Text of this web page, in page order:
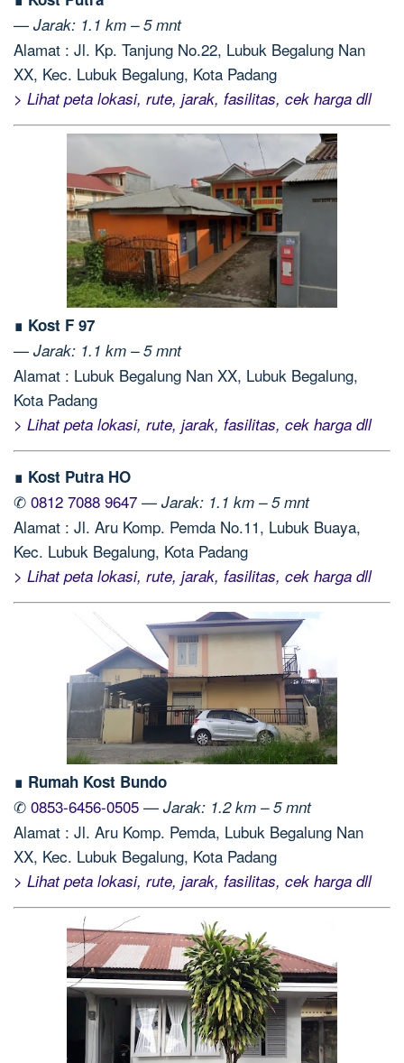
— Jarak: 1.1 km – 5 mnt
Alamat : Jl. Kp. Tanjung No.22, Lubuk Begalung Nan
XX, Kec. Lubuk Begalung, Kota Padang
> Lihat peta lokasi, rute, jarak, fasilitas, cek harga dll
∎ Kost F 97
— Jarak: 1.1 km – 5 mnt
Alamat : Lubuk Begalung Nan XX, Lubuk Begalung,
Kota Padang
> Lihat peta lokasi, rute, jarak, fasilitas, cek harga dll
∎ Kost Putra HO
✆ 0812 7088 9647 — Jarak: 1.1 km – 5 mnt
Alamat : Jl. Aru Komp. Pemda No.11, Lubuk Buaya,
Kec. Lubuk Begalung, Kota Padang
> Lihat peta lokasi, rute, jarak, fasilitas, cek harga dll
∎ Rumah Kost Bundo
✆ 0853-6456-0505 — Jarak: 1.2 km – 5 mnt
Alamat : Jl. Aru Komp. Pemda, Lubuk Begalung Nan
XX, Kec. Lubuk Begalung, Kota Padang
> Lihat peta lokasi, rute, jarak, fasilitas, cek harga dll